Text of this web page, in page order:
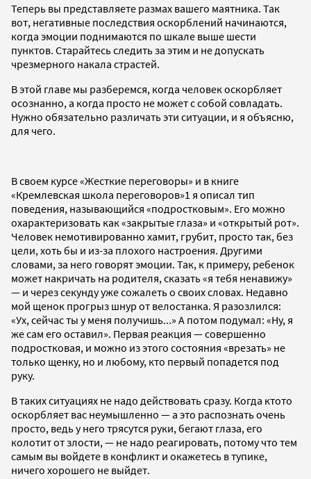
Теперь вы представляете размах вашего маятника. Так
вот, негативные последствия оскорблений начинаются,
когда эмоции поднимаются по шкале выше шести
пунктов. Старайтесь следить за этим и не допускать
чрезмерного накала страстей.
В этой главе мы разберемся, когда человек оскорбляет
осознанно, а когда просто не может с собой совладать.
Нужно обязательно различать эти ситуации, и я объясню,
для чего.
В своем курсе «Жесткие переговоры» и в книге
«Кремлевская школа переговоров»1 я описал тип
поведения, называющийся «подростковым». Его можно
охарактеризовать как «закрытые глаза» и «открытый рот».
Человек немотивированно хамит, грубит, просто так, без
цели, хоть бы и из-за плохого настроения. Другими
словами, за него говорят эмоции. Так, к примеру, ребенок
может накричать на родителя, сказать «я тебя ненавижу»
— и через секунду уже сожалеть о своих словах. Недавно
мой щенок прогрыз шнур от велостанка. Я разозлился:
«Ух, сейчас ты у меня получишь...» А потом подумал: «Ну, я
же сам его оставил». Первая реакция — совершенно
подростковая, и можно из этого состояния «врезать» не
только щенку, но и любому, кто первый попадется под
руку.
В таких ситуациях не надо действовать сразу. Когда ктото
оскорбляет вас неумышленно — а это распознать очень
просто, ведь у него трясутся руки, бегают глаза, его
колотит от злости, — не надо реагировать, потому что тем
самым вы войдете в конфликт и окажетесь в тупике,
ничего хорошего не выйдет.